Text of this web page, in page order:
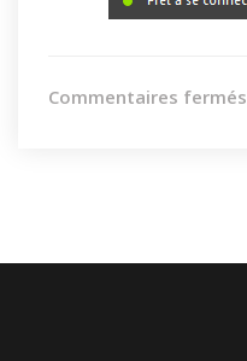
Commentaires fermés